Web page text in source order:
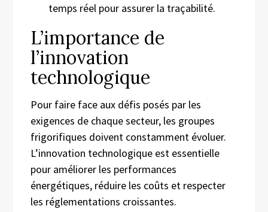
temps réel pour assurer la traçabilité.
L’importance de
l’innovation
technologique
Pour faire face aux défis posés par les
exigences de chaque secteur, les groupes
frigorifiques doivent constamment évoluer.
L’innovation technologique est essentielle
pour améliorer les performances
énergétiques, réduire les coûts et respecter
les réglementations croissantes.